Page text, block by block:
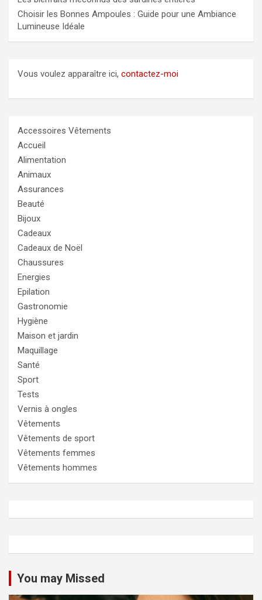
Choisir les Bonnes Ampoules : Guide pour une Ambiance
Lumineuse Idéale
Vous voulez apparaître ici, contactez-moi
Accessoires Vêtements
Accueil
Alimentation
Animaux
Assurances
Beauté
Bijoux
Cadeaux
Cadeaux de Noël
Chaussures
Energies
Epilation
Gastronomie
Hygiène
Maison et jardin
Maquillage
Santé
Sport
Tests
Vernis à ongles
Vêtements
Vêtements de sport
Vêtements femmes
Vêtements hommes
You may Missed